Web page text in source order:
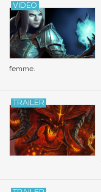
femme.